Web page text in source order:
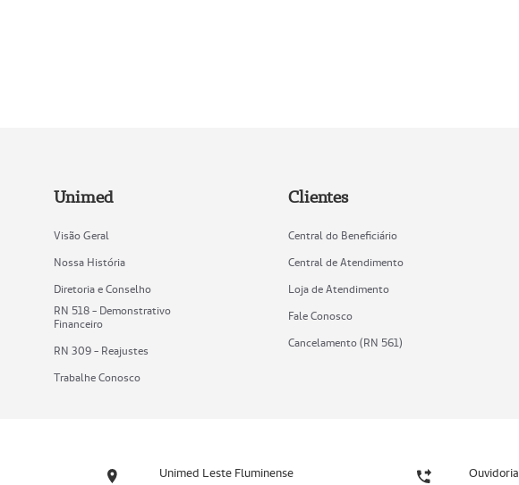
Unimed
Visão Geral
Nossa História
Diretoria e Conselho
RN 518 - Demonstrativo
Financeiro
RN 309 - Reajustes
Trabalhe Conosco
Clientes
Central do Beneficiário
Central de Atendimento
Loja de Atendimento
Fale Conosco
Cancelamento (RN 561)
Unimed Leste Fluminense Ouvidoria